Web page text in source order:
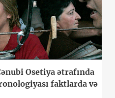
Osetiya ətrafında
faktlarda və